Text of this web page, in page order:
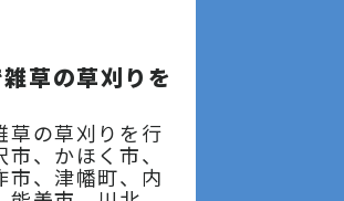
草の草刈りを
草の草刈りを行
、かほく市、
市、津幡町、内